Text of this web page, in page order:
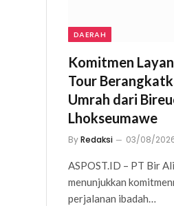
DAERAH
Komitmen
Tour
Umrah dari
Lhokseumawe
ByRedaksi 03/08/
ASPOST.ID – PT Bir
menunjukkan
perjalanan ibadah…